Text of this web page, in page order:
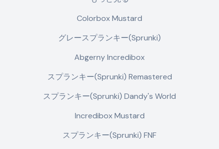
Colorbox Mustard
グレースプランキー(Sprunki)
Abgerny Incredibox
スプランキー(Sprunki) Remastered
スプランキー(Sprunki) Dandy's World
Incredibox Mustard
スプランキー(Sprunki) FNF